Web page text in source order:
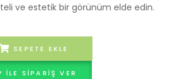
ve estetik bir görünüm elde edin.
SEPETE EKLE
ILE SIPARIŞ VER